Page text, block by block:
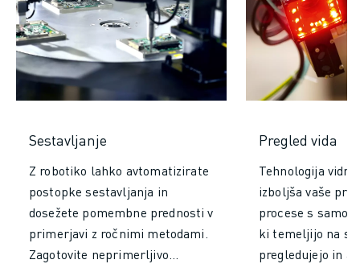
Sestavljanje
Z robotiko lahko avtomatizirate
postopke sestavljanja in
dosežete pomembne prednosti v
primerjavi z ročnimi metodami.
Zagotovite neprimerljivo
Pregled vida
Tehnologija
izboljša vaše
procese s
ki temeljijo na
pregledujejo in